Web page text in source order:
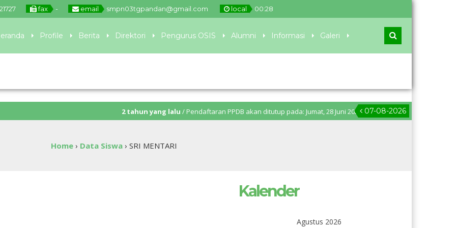
fax - email smpn03tgpandan@gmail.com local 00:28
Profile Berita Direktori Pengurus OSIS Alumni Informasi Galeri
07-08-2026
2 tahun yang lalu/ Pendaftaran PPDB akan ditutup pada: Jumat, 28 Juni 2024 pukul 11.00 WIB. Pengumuman PPDB:
Home › Data Siswa › SRI MENTARI
Kalender
Agustus 2026